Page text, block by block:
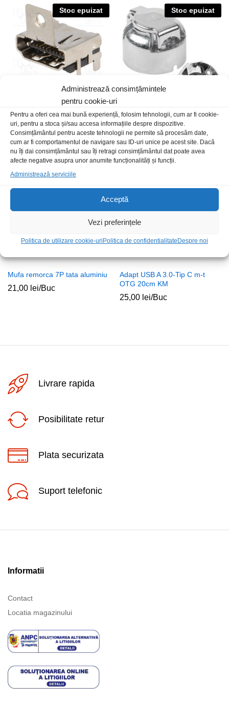
Administrează consimțămintele
pentru cookie-uri
Pentru a oferi cea mai bună experiență, folosim tehnologii, cum ar fi cookie-
uri, pentru a stoca și/sau accesa informațiile despre dispozitive.
Consimțământul pentru aceste tehnologii ne permite să procesăm date,
cum ar fi comportamentul de navigare sau ID-uri unice pe acest site. Dacă
nu îți dai consimțământul sau îți retragi consimțământul dat poate avea
afecte negative asupra unor anumite funcționalități și funcții.
Administrează serviciile
Acceptă
Vezi preferințele
Politica de utilizare cookie-uriPolitica de confidentialitateDespre noi
Stoc epuizat
Mufa HDMI mama PCB panou
SMD
9,00lei /Buc
Stoc epuizat
Mufa remorca 7p mama
aluminiu
19,00lei/Buc
Mufa remorca 7P tata aluminiu
21,00 lei/Buc
Adapt USB A 3.0-Tip C m-t
OTG 20cm KM
25,00 lei/Buc
Livrare rapida
Posibilitate retur
Plata securizata
Suport telefonic
Informatii
Contact
Locatia magazinului